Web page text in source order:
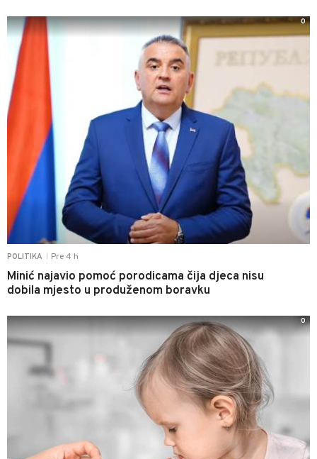
POLITIKA Pre 4 h
Minić najavio pomoć porodicama čija djeca nisu
dobila mjesto u produženom boravku
0
0